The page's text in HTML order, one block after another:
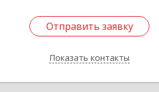
Отправить заявку
Показать контакты
Отправить заявку
Назад